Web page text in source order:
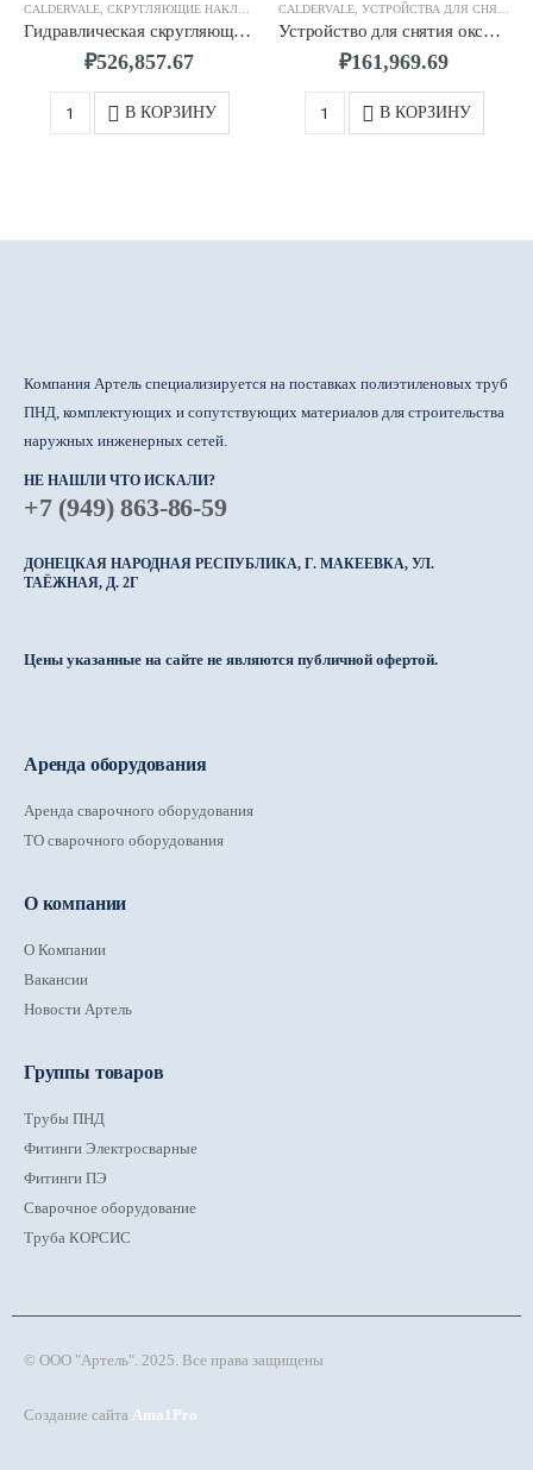
CALDERVALE СКРУГЛЯЮЩИЕ НАКЛАДКИ
Гидравлическая скругляющая накладка д.0630 CALDERVALE
₽526,857.67
В КОРЗИНУ
CALDERVALE УСТРОЙСТВА ДЛЯ СНЯТИЯ ОКСИДНОГО СЛОЯ И ГРАТА
Устройство для снятия оксидного слоя д 0450-0800 мм CALDERVALE
₽161,969.69
В КОРЗИНУ
Компания Артель специализируется на поставках полиэтиленовых труб
ПНД, комплектующих и сопутствующих материалов для строительства
наружных инженерных сетей.
НЕ НАШЛИ ЧТО ИСКАЛИ?
+7 (949) 863-86-59
ДОНЕЦКАЯ НАРОДНАЯ РЕСПУБЛИКА, Г. МАКЕЕВКА, УЛ.
ТАЁЖНАЯ, Д. 2Г
Цены указанные на сайте не являются публичной офертой.
Аренда оборудования
Аренда сварочного оборудования
ТО сварочного оборудования
О компании
О Компании
Вакансии
Новости Артель
Группы товаров
Трубы ПНД
Фитинги Электросварные
Фитинги ПЭ
Сварочное оборудование
Труба КОРСИС
© ООО "Артель". 2025. Все права защищены
Создание сайта Ama1Pro